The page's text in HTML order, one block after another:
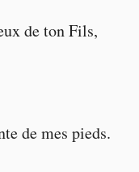
de ton Fils,
de mes pieds.